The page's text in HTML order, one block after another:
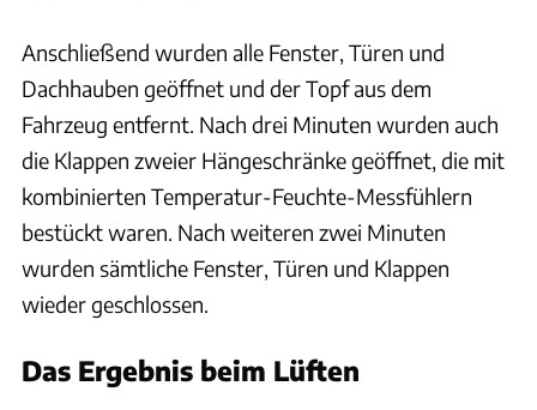
Anschließend wurden alle Fenster, Türen und
Dachhauben geöffnet und der Topf aus dem
Fahrzeug entfernt. Nach drei Minuten wurden auch
die Klappen zweier Hängeschränke geöffnet, die mit
kombinierten Temperatur-Feuchte-Messfühlern
bestückt waren. Nach weiteren zwei Minuten
wurden sämtliche Fenster, Türen und Klappen
wieder geschlossen.
Das Ergebnis beim Lüften